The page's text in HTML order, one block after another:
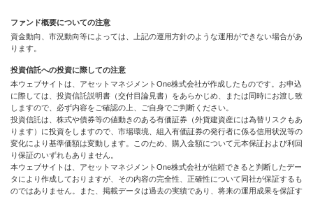
ファンド概要についての注意
資金動向、市況動向等によっては、上記の運用方針のような運用ができない場合があ
ります。
投資信託への投資に際しての注意
本ウェブサイトは、アセットマネジメントOne株式会社が作成したものです。お申込
に際しては、投資信託説明書（交付目論見書）をあらかじめ、または同時にお渡し致
しますので、必ず内容をご確認の上、ご自身でご判断ください。
投資信託は、株式や債券等の値動きのある有価証券（外貨建資産には為替リスクもあ
ります）に投資をしますので、市場環境、組入有価証券の発行者に係る信用状況等の
変化により基準価額は変動します。このため、購入金額について元本保証および利回
り保証のいずれもありません。
本ウェブサイトは、アセットマネジメントOne株式会社が信頼できると判断したデー
タにより作成しておりますが、その内容の完全性、正確性について同社が保証するも
のではありません。また、掲載データは過去の実績であり、将来の運用成果を保証す